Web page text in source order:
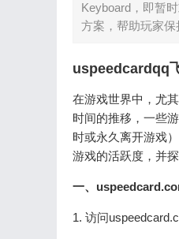
Keyboard，即暂
方案，帮助玩家保
uspeedcardqq
在游戏世界中，尤
时间的推移，一些
时或永久离开游戏
游戏的活跃度，并
一、
1. 访问